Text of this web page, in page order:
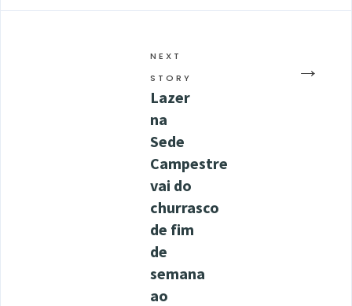
→
NEXT
STORY
Lazer
na
Sede
Campestre
vai do
churrasco
de fim
de
semana
ao